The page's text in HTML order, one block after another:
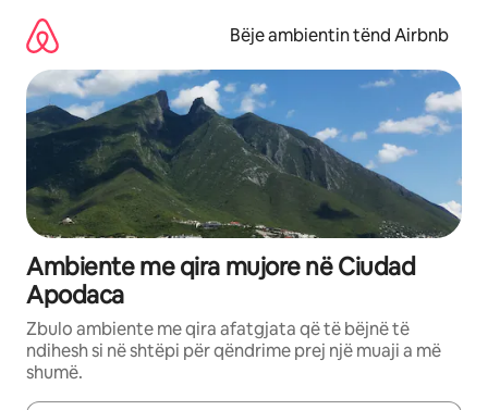
përmbajtja
Bëje ambientin tënd Airbnb
Ambiente me qira mujore në Ciudad
Apodaca
Zbulo ambiente me qira afatgjata që të bëjnë të
ndihesh si në shtëpi për qëndrime prej një muaji a më
shumë.